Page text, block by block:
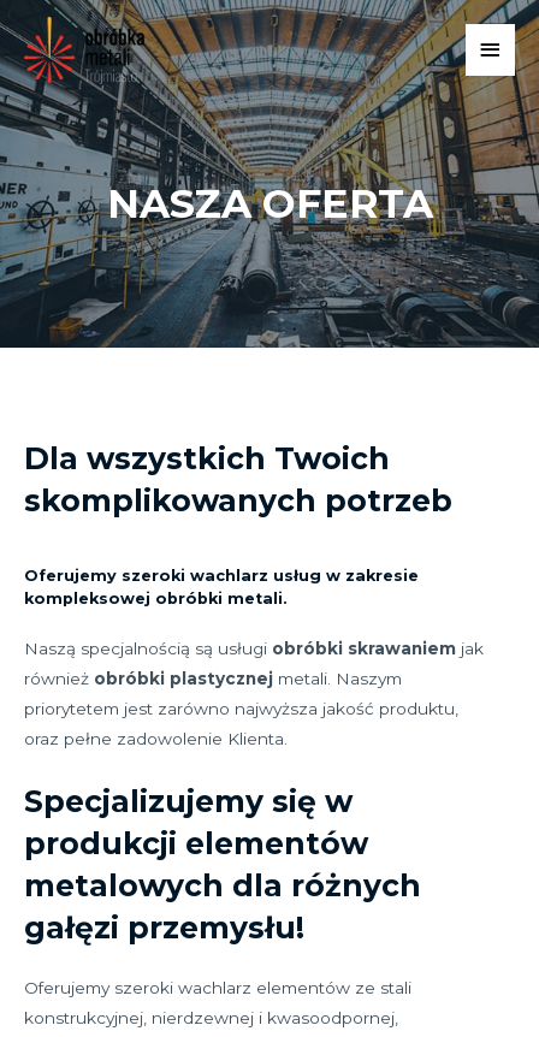
NASZA OFERTA
Dla wszystkich Twoich
skomplikowanych potrzeb
Oferujemy szeroki wachlarz usług w zakresie
kompleksowej obróbki metali.
Naszą specjalnością są usługi obróbki skrawaniem jak
również obróbki plastycznej metali. Naszym
priorytetem jest zarówno najwyższa jakość produktu,
oraz pełne zadowolenie Klienta.
Specjalizujemy się w
produkcji elementów
metalowych dla różnych
gałęzi przemysłu!
Oferujemy szeroki wachlarz elementów ze stali
konstrukcyjnej, nierdzewnej i kwasoodpornej,